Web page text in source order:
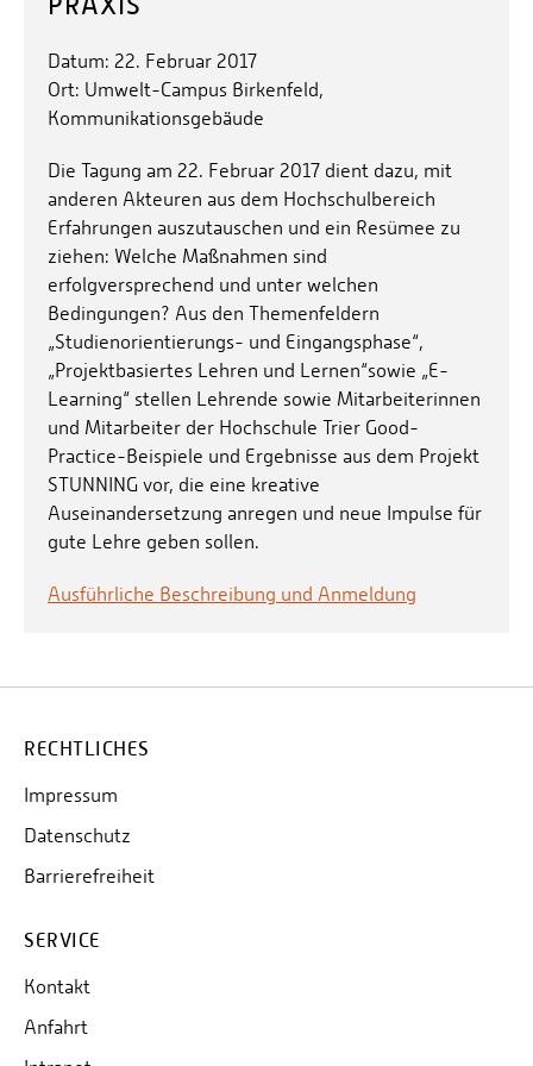
Personalvertretungen
Schwerbehindertenvertretungen
Informationssicherheit
Personensuche
Datum: 22. Februar 2017
Ort: Umwelt-Campus Birkenfeld,
Kommunikationsgebäude
Die Tagung am 22. Februar 2017 dient dazu, mit
anderen Akteuren aus dem Hochschulbereich
Erfahrungen auszutauschen und ein Resümee zu
ziehen: Welche Maßnahmen sind
erfolgversprechend und unter welchen
Bedingungen? Aus den Themenfeldern
„Studienorientierungs- und Eingangsphase“,
„Projektbasiertes Lehren und Lernen“sowie „E-
Learning“ stellen Lehrende sowie Mitarbeiterinnen
und Mitarbeiter der Hochschule Trier Good-
Practice-Beispiele und Ergebnisse aus dem Projekt
STUNNING vor, die eine kreative
Auseinandersetzung anregen und neue Impulse für
gute Lehre geben sollen.
Ausführliche Beschreibung und Anmeldung
RECHTLICHES
Impressum
Datenschutz
Barrierefreiheit
SERVICE
Kontakt
Anfahrt